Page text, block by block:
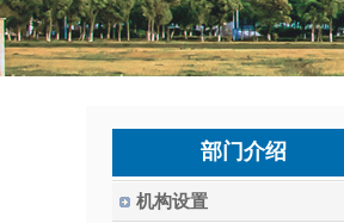
部门介绍
机构设置